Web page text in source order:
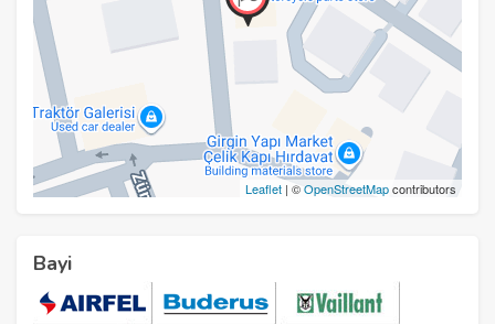
Leaflet | ©OpenStreetMapcontributors
Bayi